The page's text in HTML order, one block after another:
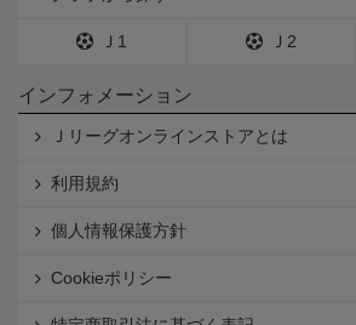
Ｊ1 Ｊ2
インフォメーション
Ｊリーグオンラインストアとは
利用規約
個人情報保護方針
Cookieポリシー